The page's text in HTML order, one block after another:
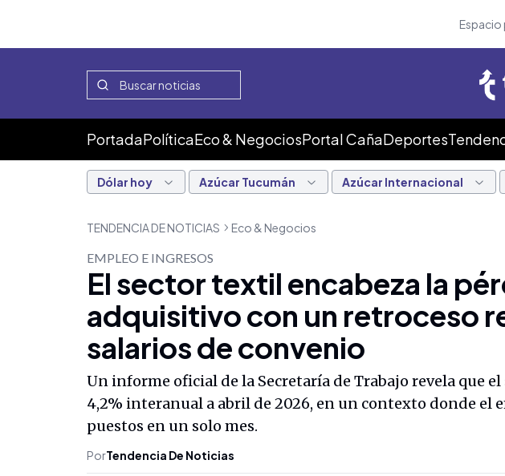
PortadaPolíticaEco & NegociosPortal CañaDeportes
Dólar hoy Azúcar Tucumán Azúcar Internacional
TENDENCIA DE NOTICIAS Eco & Negocios
EMPLEO E INGRESOS
El sector textil encabeza la
adquisitivo con un retroceso
salarios de convenio
Un informe oficial de la Secretaría de Trabajo revela que
4,2% interanual a abril de 2026, en un contexto donde el
puestos en un solo mes.
PorTendencia De Noticias